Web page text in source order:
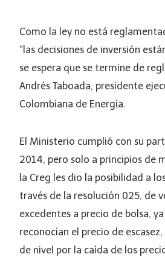
Como la ley no está
“las decisiones de inversión
se espera que se termine de
Andrés Taboada, presidente
Colombiana de Energía.
El Ministerio cumplió con su
2014, pero solo a principios de
la Creg les dio la posibilidad a
través de la resolución 025, de
excedentes a precio de bolsa,
reconocían el precio de
de nivel por la caída de los